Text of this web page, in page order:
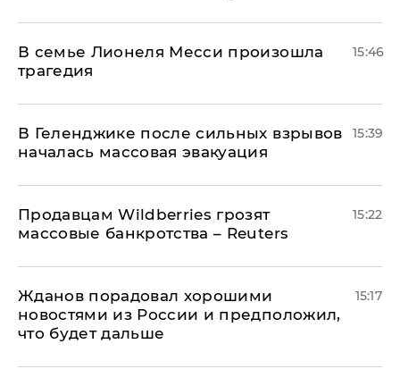
В семье Лионеля Месси произошла
трагедия
15:46
В Геленджике после сильных взрывов
началась массовая эвакуация
15:39
Продавцам Wildberries грозят
массовые банкротства – Reuters
15:22
Жданов порадовал хорошими
новостями из России и предположил,
что будет дальше
15:17